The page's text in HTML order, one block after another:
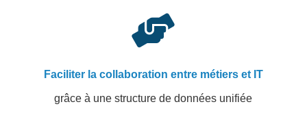

Faciliter la collaboration entre métiers et IT
grâce à une structure de données unifiée